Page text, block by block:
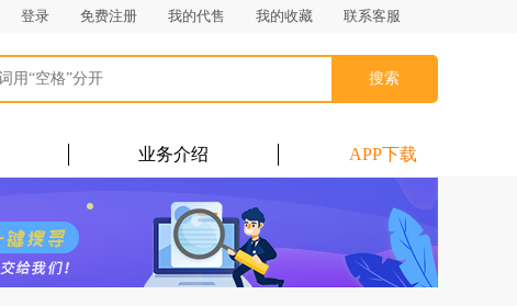
登录 免费注册 我的代售 我的收藏 联系客服
搜索
业务介绍 APP下载